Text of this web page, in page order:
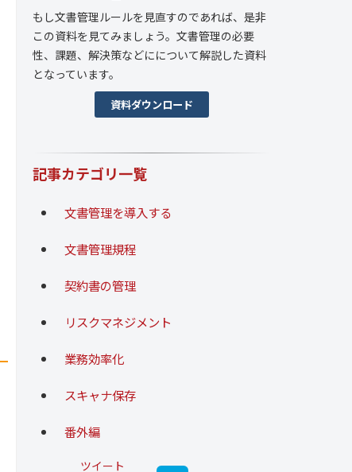
もし文書管理ルールを見直すのであれば、是非
この資料を見てみましょう。文書管理の必要
性、課題、解決策などにについて解説した資料
となっています。
資料ダウンロード
記事カテゴリ一覧
文書管理を導入する
文書管理規程
契約書の管理
リスクマネジメント
業務効率化
スキャナ保存
番外編
ツイート